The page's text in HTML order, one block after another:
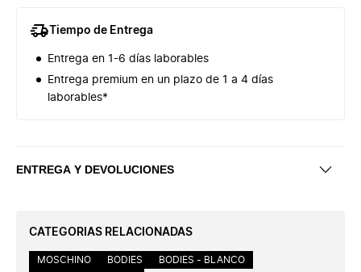
Tiempo de Entrega
Entrega en 1-6 días laborables
Entrega premium en un plazo de 1 a 4 días
laborables*
ENTREGA Y DEVOLUCIONES
CATEGORIAS RELACIONADAS
MOSCHINO BODIES
BODIES - BLANCO